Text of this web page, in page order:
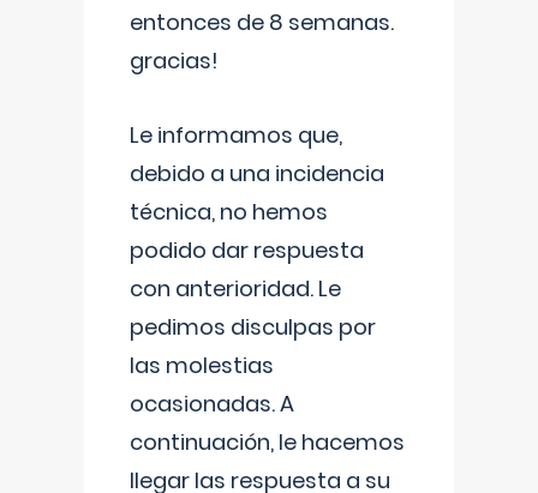
entonces de 8 semanas.
gracias!
Le informamos que,
debido a una incidencia
técnica, no hemos
podido dar respuesta
con anterioridad. Le
pedimos disculpas por
las molestias
ocasionadas. A
continuación, le hacemos
llegar las respuesta a su